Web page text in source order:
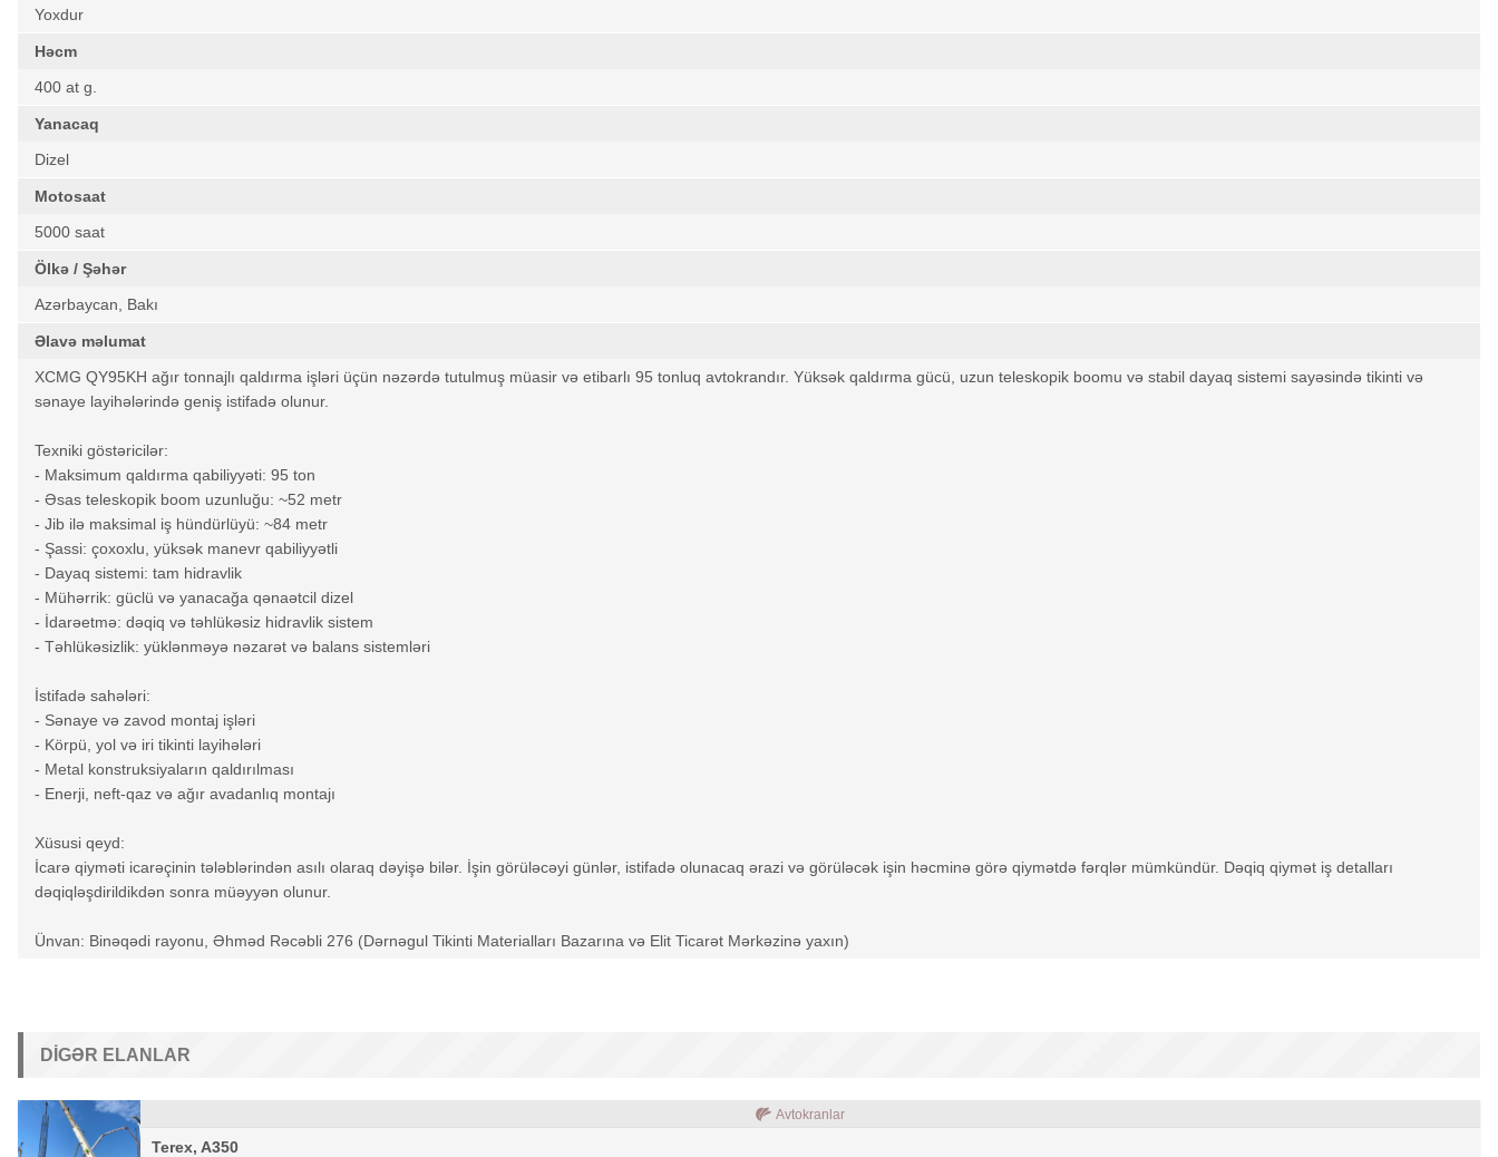
Yoxdur
Həcm
400 at g.
Yanacaq
Dizel
Motosaat
5000 saat
Ölkə / Şəhər
Azərbaycan, Bakı
Əlavə məlumat
XCMG QY95KH ağır tonnajlı qaldırma işləri üçün nəzərdə tutulmuş müasir və etibarlı 95 tonluq avtokrandır. Yüksək qaldırma gücü, uzun teleskopik boomu və stabil dayaq sistemi sayəsində tikinti və
sənaye layihələrində geniş istifadə olunur.
Texniki göstəricilər:
- Maksimum qaldırma qabiliyyəti: 95 ton
- Əsas teleskopik boom uzunluğu: ~52 metr
- Jib ilə maksimal iş hündürlüyü: ~84 metr
- Şassi: çoxoxlu, yüksək manevr qabiliyyətli
- Dayaq sistemi: tam hidravlik
- Mühərrik: güclü və yanacağa qənaətcil dizel
- İdarəetmə: dəqiq və təhlükəsiz hidravlik sistem
- Təhlükəsizlik: yüklənməyə nəzarət və balans sistemləri
İstifadə sahələri:
- Sənaye və zavod montaj işləri
- Körpü, yol və iri tikinti layihələri
- Metal konstruksiyaların qaldırılması
- Enerji, neft-qaz və ağır avadanlıq montajı
Xüsusi qeyd:
İcarə qiyməti icarəçinin tələblərindən asılı olaraq dəyişə bilər. İşin görüləcəyi günlər, istifadə olunacaq ərazi və görüləcək işin həcminə görə qiymətdə fərqlər mümkündür. Dəqiq qiymət iş detalları
dəqiqləşdirildikdən sonra müəyyən olunur.
Ünvan: Binəqədi rayonu, Əhməd Rəcəbli 276 (Dərnəgul Tikinti Materialları Bazarına və Elit Ticarət Mərkəzinə yaxın)
DIGƏR ELANLAR
Avtokranlar
Terex, A350